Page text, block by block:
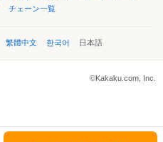
チェーン一覧
繁體中文 한국어 日本語
©Kakaku.com, Inc.